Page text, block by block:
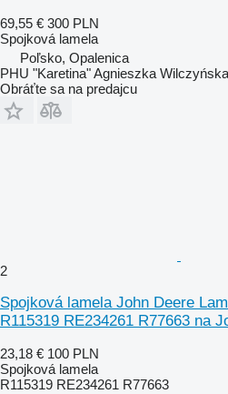
69,55 € 300 PLN
Spojková lamela
Poľsko, Opalenica
PHU "Karetina" Agnieszka Wilczyńska
Obráťte sa na predajcu
2
Spojková lamela John Deere
R115319 RE234261 R77663 na
23,18 € 100 PLN
Spojková lamela
R115319 RE234261 R77663